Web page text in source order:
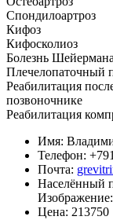
Спондилоартроз
Кифоз
Кифосколиоз
Болезнь
Плечелопаточный
Реабилитация
позвоночнике
Реабилитация
Имя:
Телефон:
Почта:
Населённый
Изображение:
Цена: 213750